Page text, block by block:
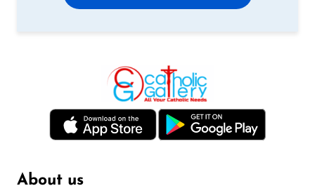
About us